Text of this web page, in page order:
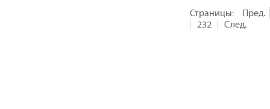
Страницы:
Пред.
232
След.